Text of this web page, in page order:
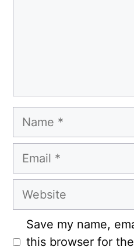
Name
Email
Website
Save my name,
this browser for